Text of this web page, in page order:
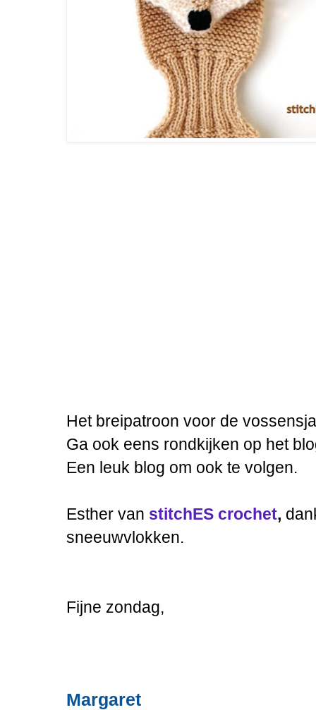
Het breipatroon voor de
Ga ook eens rondkijken op het
Een leuk blog om ook te volgen.
Esther van stitchES crochet,
sneeuwvlokken.
Fijne zondag,
Margaret